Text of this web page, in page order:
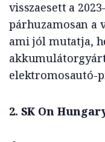
visszaesett a
párhuzamosan a
ami jól mutatja,
elektromosautó-
2. SK On